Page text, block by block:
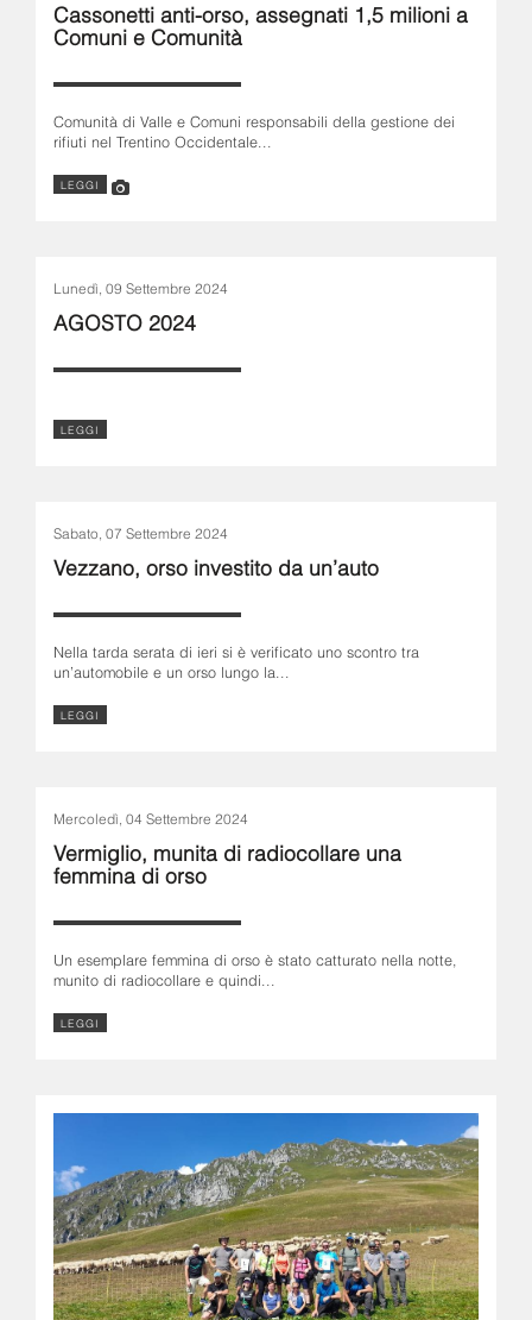
Cassonetti anti-orso, assegnati 1,5 milioni a
Comuni e Comunità
Comunità di Valle e Comuni responsabili della gestione dei
rifiuti nel Trentino Occidentale...
LEGGI
Lunedì, 09 Settembre 2024
AGOSTO 2024
LEGGI
Sabato, 07 Settembre 2024
Vezzano, orso investito da un’auto
Nella tarda serata di ieri si è verificato uno scontro tra
un’automobile e un orso lungo la...
LEGGI
Mercoledì, 04 Settembre 2024
Vermiglio, munita di radiocollare una
femmina di orso
Un esemplare femmina di orso è stato catturato nella notte,
munito di radiocollare e quindi...
LEGGI